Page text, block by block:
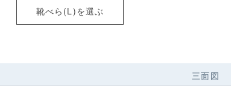
靴べら(L)を選ぶ
三面図